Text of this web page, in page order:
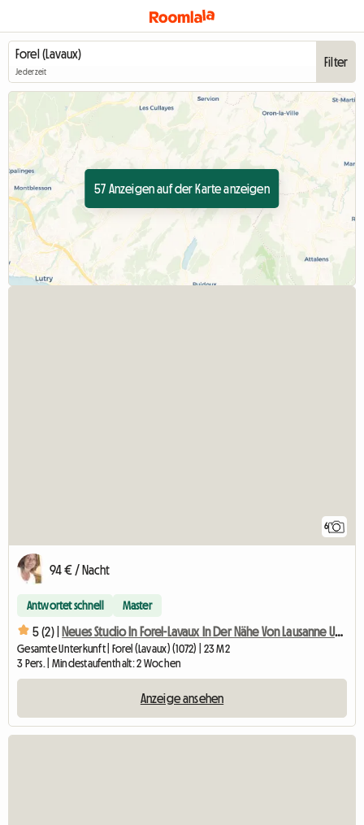
Jederzeit
Filter
57 Anzeigen auf der Karte anzeigen
6
94 € / Nacht
Antwortet schnell Master
5 (2) | Neues Studio In Forel-Lavaux In Der Nähe Von Lausanne Und Vevey
Gesamte Unterkunft | Forel (Lavaux) (1072) | 23 M2
3 Pers. | Mindestaufenthalt: 2 Wochen
Anzeige ansehen